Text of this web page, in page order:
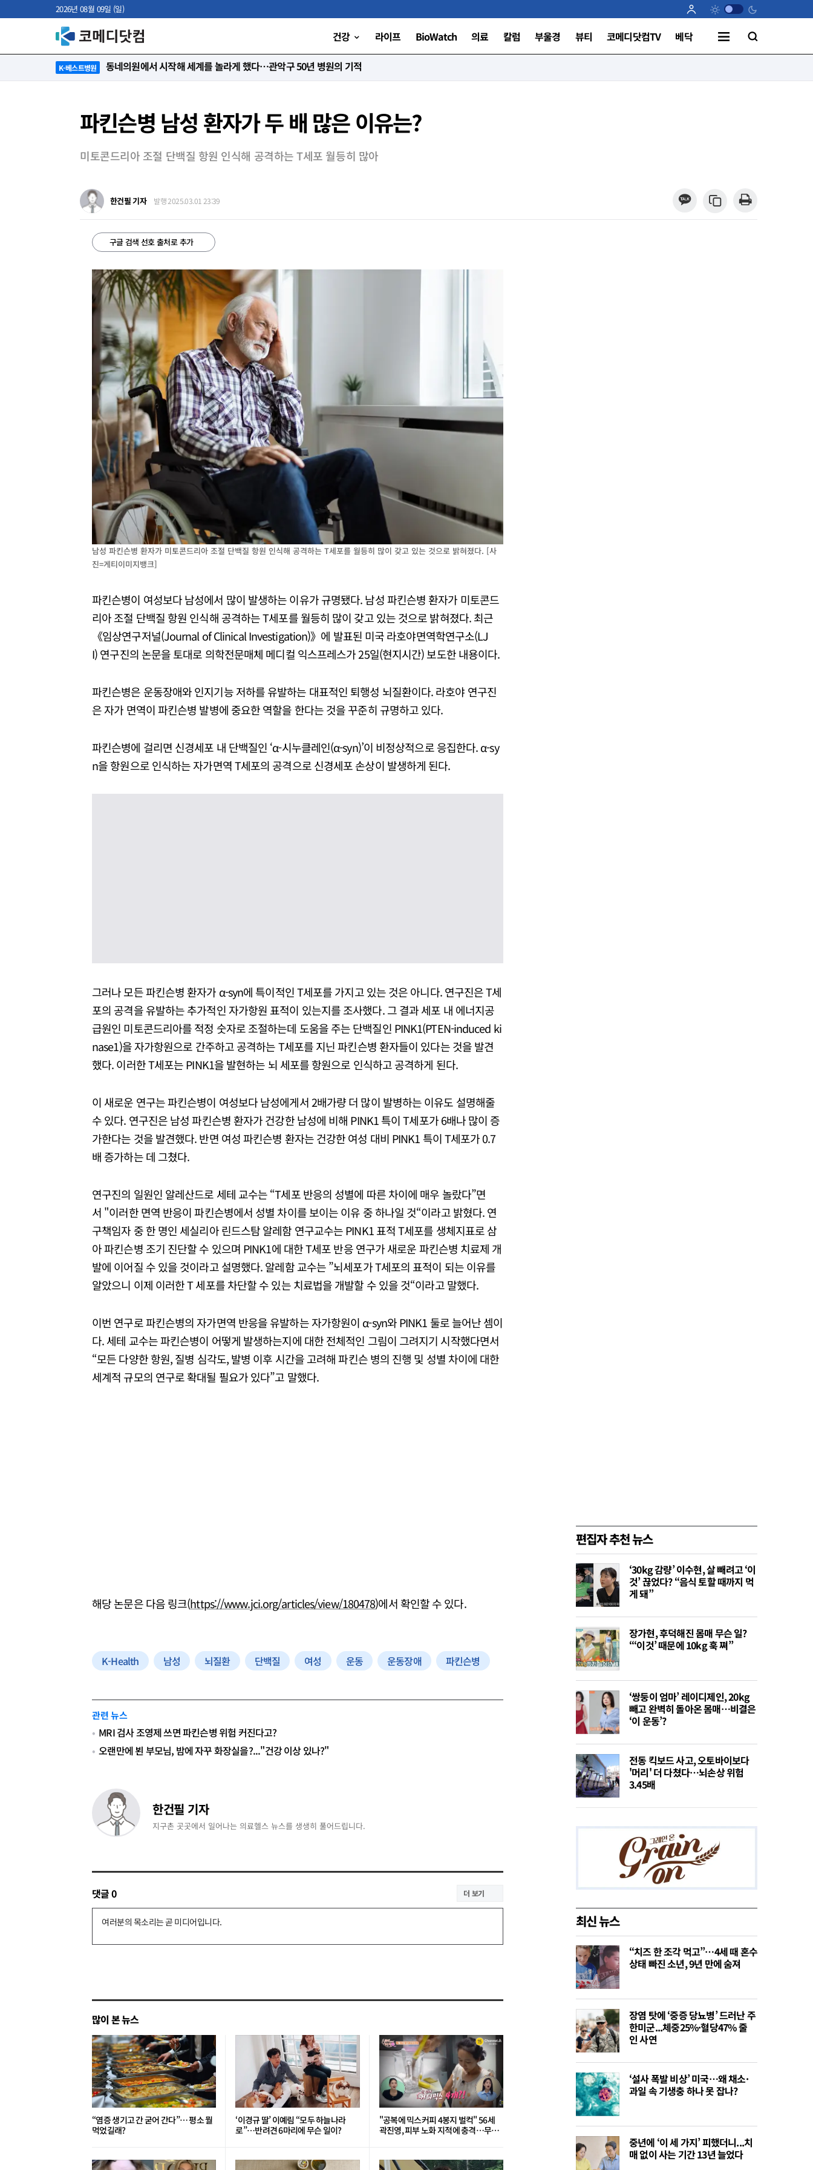
2026년 08월 09일 (일)
건강 라이프 BioWatch 의료 칼럼 부울경 뷰티 코메디닷컴TV 베닥
K-베스트병원 “절대 먼저 말하지 않아요. 대신 먼저 듣습니다”
파킨슨병 남성 환자가 두 배 많은 이유는?
미토콘드리아 조절 단백질 항원 인식해 공격하는 T세포 월등히 많아
한건필 기자 발행 2025.03.01 23:39
구글 검색 선호 출처로 추가
남성 파킨슨병 환자가 미토콘드리아 조절 단백질 항원 인식해 공격하는 T세포를 월등히 많이 갖고 있는 것으로 밝혀졌다. [사
진=게티이미지뱅크]
파킨슨병이 여성보다 남성에서 많이 발생하는 이유가 규명됐다. 남성 파킨슨병 환자가 미토콘드
리아 조절 단백질 항원 인식해 공격하는 T세포를 월등히 많이 갖고 있는 것으로 밝혀졌다. 최근
《임상연구저널(Journal of Clinical Investigation)》에 발표된 미국 라호야면역학연구소(LJ
I) 연구진의 논문을 토대로 의학전문매체 메디컬 익스프레스가 25일(현지시간) 보도한 내용이다.
파킨슨병은 운동장애와 인지기능 저하를 유발하는 대표적인 퇴행성 뇌질환이다. 라호야 연구진
은 자가 면역이 파킨슨병 발병에 중요한 역할을 한다는 것을 꾸준히 규명하고 있다.
파킨슨병에 걸리면 신경세포 내 단백질인 ‘α-시누클레인(α-syn)’이 비정상적으로 응집한다. α-sy
n을 항원으로 인식하는 자가면역 T세포의 공격으로 신경세포 손상이 발생하게 된다.
그러나 모든 파킨슨병 환자가 α-syn에 특이적인 T세포를 가지고 있는 것은 아니다. 연구진은 T세
포의 공격을 유발하는 추가적인 자가항원 표적이 있는지를 조사했다. 그 결과 세포 내 에너지공
급원인 미토콘드리아를 적정 숫자로 조절하는데 도움을 주는 단백질인 PINK1(PTEN-induced ki
nase1)을 자가항원으로 간주하고 공격하는 T세포를 지닌 파킨슨병 환자들이 있다는 것을 발견
했다. 이러한 T세포는 PINK1을 발현하는 뇌 세포를 항원으로 인식하고 공격하게 된다.
이 새로운 연구는 파킨슨병이 여성보다 남성에게서 2배가량 더 많이 발병하는 이유도 설명해줄
수 있다. 연구진은 남성 파킨슨병 환자가 건강한 남성에 비해 PINK1 특이 T세포가 6배나 많이 증
가한다는 것을 발견했다. 반면 여성 파킨슨병 환자는 건강한 여성 대비 PINK1 특이 T세포가 0.7
배 증가하는 데 그쳤다.
연구진의 일원인 알레산드로 세테 교수는 “T세포 반응의 성별에 따른 차이에 매우 놀랐다”면
서 "이러한 면역 반응이 파킨슨병에서 성별 차이를 보이는 이유 중 하나일 것“이라고 밝혔다. 연
구책임자 중 한 명인 세실리아 린드스탐 알레함 연구교수는 PINK1 표적 T세포를 생체지표로 삼
아 파킨슨병 조기 진단할 수 있으며 PINK1에 대한 T세포 반응 연구가 새로운 파킨슨병 치료제 개
발에 이어질 수 있을 것이라고 설명했다. 알레함 교수는 ”뇌세포가 T세포의 표적이 되는 이유를
알았으니 이제 이러한 T 세포를 차단할 수 있는 치료법을 개발할 수 있을 것“이라고 말했다.
이번 연구로 파킨슨병의 자가면역 반응을 유발하는 자가항원이 α-syn와 PINK1 둘로 늘어난 셈이
다. 세테 교수는 파킨슨병이 어떻게 발생하는지에 대한 전체적인 그림이 그려지기 시작했다면서
“모든 다양한 항원, 질병 심각도, 발병 이후 시간을 고려해 파킨슨 병의 진행 및 성별 차이에 대한
세계적 규모의 연구로 확대될 필요가 있다”고 말했다.
해당 논문은 다음 링크(https://www.jci.org/articles/view/180478)에서 확인할 수 있다.
K-Health 남성 뇌질환 단백질 여성 운동 운동장애 파킨슨병
관련 뉴스
MRI 검사 조영제 쓰면 파킨슨병 위험 커진다고?
오랜만에 뵌 부모님, 밤에 자꾸 화장실을?..."건강 이상 있나?"
한건필 기자
지구촌 곳곳에서 일어나는 의료헬스 뉴스를 생생히 풀어드립니다.
댓글0 더 보기
댓
많이 본 뉴스
“염증 생기고 간 굳어 간다”… 평소 뭘
먹었길래?
‘이경규 딸’ 이예림 “모두 하늘나라
로”⋯반려견 6마리에 무슨 일이?
"공복에 믹스커피 4봉지 벌컥" 56세
곽진영, 피부 노화 지적에 충격…무슨
편집자 추천 뉴스
‘30kg 감량’ 이수현, 살 빼려고 ‘이
것’ 끊었다? “음식 토할 때까지 먹
게 돼”
장가현, 후덕해진 몸매 무슨 일?
“‘이것’ 때문에 10kg 훅 쪄”
‘쌍둥이 엄마’ 레이디제인, 20kg
빼고 완벽히 돌아온 몸매…비결은
‘이 운동’?
전동 킥보드 사고, 오토바이보다
'머리' 더 다쳤다…뇌손상 위험
3.45배
최신 뉴스
“치즈 한 조각 먹고”…4세 때 혼수
상태 빠진 소년, 9년 만에 숨져
장염 탓에 ‘중증 당뇨병’ 드러난 주
한미군...체중25%·혈당47% 줄
인 사연
‘설사 폭발 비상’ 미국…왜 채소·
과일 속 기생충 하나 못 잡나?
중년에 ‘이 세 가지’ 피했더니...치
매 없이 사는 기간 13년 늘었다